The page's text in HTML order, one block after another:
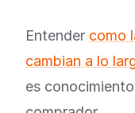
Entender como
cambian a lo
es